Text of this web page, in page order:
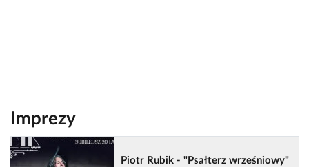
Imprezy
Piotr Rubik - "Psałterz wrześniowy"